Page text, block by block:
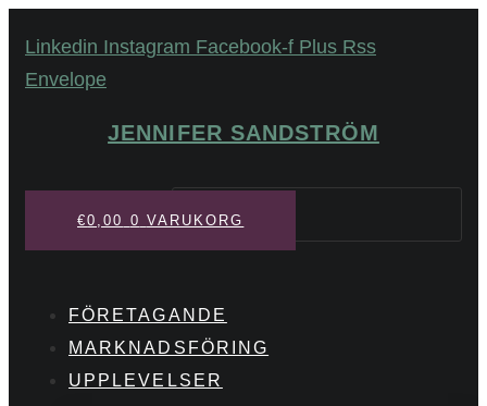
till
innehåll
Linkedin Instagram Facebook-f Plus Rss
Envelope
JENNIFER SANDSTRÖM
Sök
€0,00 0 VARUKORG
FÖRETAGANDE
MARKNADSFÖRING
UPPLEVELSER